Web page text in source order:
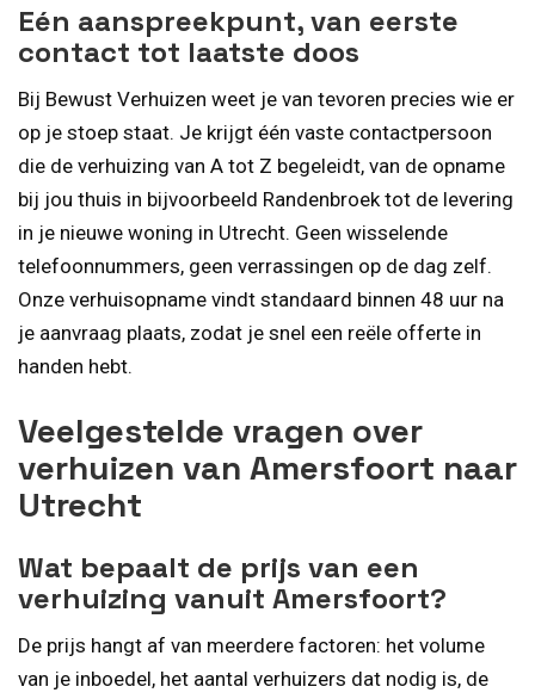
Eén aanspreekpunt, van eerste
contact tot laatste doos
Bij Bewust Verhuizen weet je van tevoren precies wie er
op je stoep staat. Je krijgt één vaste contactpersoon
die de verhuizing van A tot Z begeleidt, van de opname
bij jou thuis in bijvoorbeeld Randenbroek tot de levering
in je nieuwe woning in Utrecht. Geen wisselende
telefoonnummers, geen verrassingen op de dag zelf.
Onze verhuisopname vindt standaard binnen 48 uur na
je aanvraag plaats, zodat je snel een reële offerte in
handen hebt.
Veelgestelde vragen over
verhuizen van Amersfoort naar
Utrecht
Wat bepaalt de prijs van een
verhuizing vanuit Amersfoort?
De prijs hangt af van meerdere factoren: het volume
van je inboedel, het aantal verhuizers dat nodig is, de